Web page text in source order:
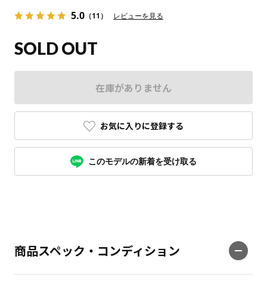
5.0 （11） レビューを見る
SOLD OUT
在庫がありません
お気に入りに登録する
このモデルの新着を受け取る
商品スペック・コンディション